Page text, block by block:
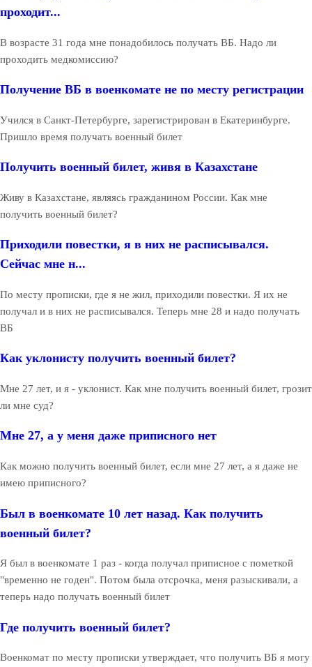
проходит...
В возрасте 31 года мне понадобилось получать ВБ. Надо ли
проходить медкомиссию?
Получение ВБ в военкомате не по месту регистрации
Учился в Санкт-Петербурге, зарегистрирован в Екатеринбурге.
Пришло время получать военный билет
Получить военный билет, живя в Казахстане
Живу в Казахстане, являясь гражданином России. Как мне
получить военный билет?
Приходили повестки, я в них не расписывался.
Сейчас мне н...
По месту прописки, где я не жил, приходили повестки. Я их не
получал и в них не расписывался. Теперь мне 28 и надо получать
ВБ
Как уклонисту получить военный билет?
Мне 27 лет, и я - уклонист. Как мне получить военный билет, грозит
ли мне суд?
Мне 27, а у меня даже приписного нет
Как можно получить военный билет, если мне 27 лет, а я даже не
имею приписного?
Был в военкомате 10 лет назад. Как получить
военный билет?
Я был в военкомате 1 раз - когда получал приписное с пометкой
"временно не годен". Потом была отсрочка, меня разыскивали, а
теперь надо получать военный билет
Где получить военный билет?
Военкомат по месту прописки утверждает, что получить ВБ я могу